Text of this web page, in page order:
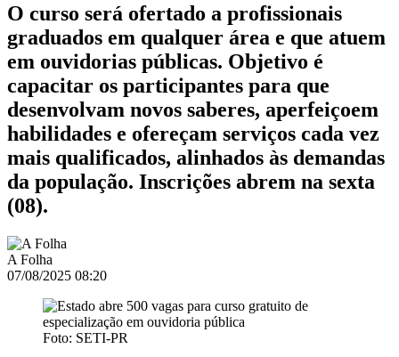
O curso será ofertado a profissionais
graduados em qualquer área e que atuem
em ouvidorias públicas. Objetivo é
capacitar os participantes para que
desenvolvam novos saberes, aperfeiçoem
habilidades e ofereçam serviços cada vez
mais qualificados, alinhados às demandas
da população. Inscrições abrem na sexta
(08).
A Folha
07/08/2025 08:20
Foto: SETI-PR